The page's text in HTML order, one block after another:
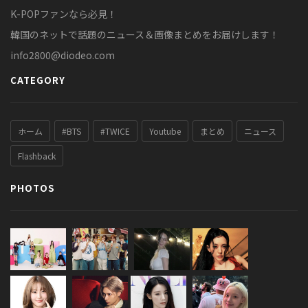
K-POPファンなら必見！
韓国のネットで話題のニュース＆画像まとめをお届けします！
info2800@diodeo.com
CATEGORY
ホーム #BTS #TWICE Youtube まとめ ニュース
Flashback
PHOTOS